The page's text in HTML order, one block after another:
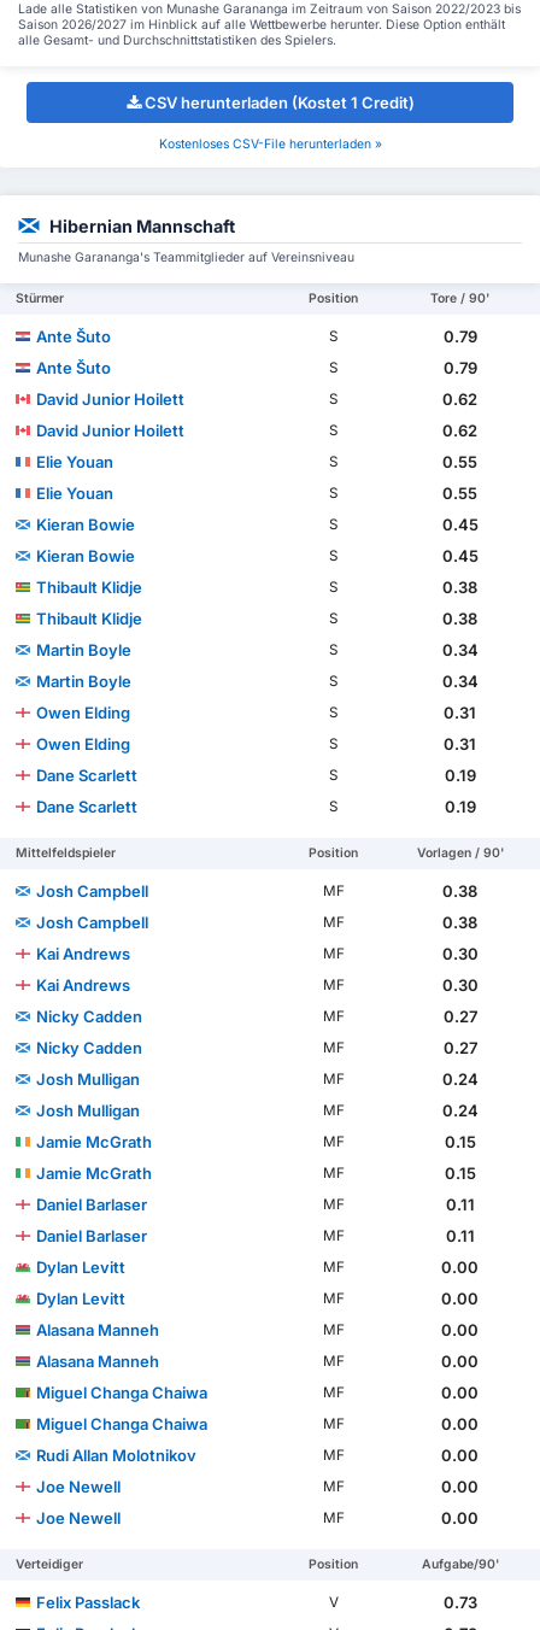
Lade alle Statistiken von Munashe Garananga im Zeitraum von Saison 2022/2023 bis
Saison 2026/2027 im Hinblick auf alle Wettbewerbe herunter. Diese Option enthält
alle Gesamt- und Durchschnittstatistiken des Spielers.
CSV herunterladen (Kostet 1 Credit)
Kostenloses CSV-File herunterladen »
Hibernian Mannschaft
Munashe Garananga's Teammitglieder auf Vereinsniveau
Stürmer Position Tore / 90'
Ante Šuto S
0.79
Ante Šuto
S
0.79
David Junior Hoilett
S
0.62
David Junior Hoilett
S
0.62
Elie Youan
S
0.55
Elie Youan
S
0.55
Kieran Bowie
S
0.45
Kieran Bowie
S
0.45
Thibault Klidje
S
0.38
Thibault Klidje
S
0.38
Martin Boyle
S
0.34
Martin Boyle
S
0.34
Owen Elding
S
0.31
Owen Elding
S
0.31
Dane Scarlett
S
0.19
Dane Scarlett
S 0.19
Mittelfeldspieler Position Vorlagen / 90'
Josh Campbell MF
0.38
Josh Campbell
MF
0.38
Kai Andrews
MF
0.30
Kai Andrews
MF
0.30
Nicky Cadden
MF
0.27
Nicky Cadden
MF
0.27
Josh Mulligan
MF
0.24
Josh Mulligan
MF
0.24
Jamie McGrath
MF
0.15
Jamie McGrath
MF
0.15
Daniel Barlaser
MF
0.11
Daniel Barlaser
MF
0.11
Dylan Levitt
MF
0.00
Dylan Levitt
MF
0.00
Alasana Manneh
MF
0.00
Alasana Manneh
MF
0.00
Miguel Changa Chaiwa
MF
0.00
Miguel Changa Chaiwa
MF
0.00
Rudi Allan Molotnikov
MF
0.00
Joe Newell
MF
0.00
Joe Newell
MF 0.00
Verteidiger Position Aufgabe/90'
Felix Passlack V
0.73